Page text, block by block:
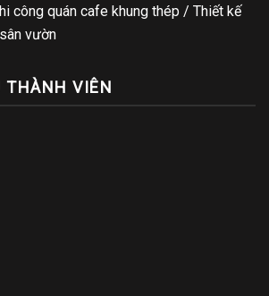
công quán cafe khung thép / Thiết kế
vườn
THÀNH VIÊN